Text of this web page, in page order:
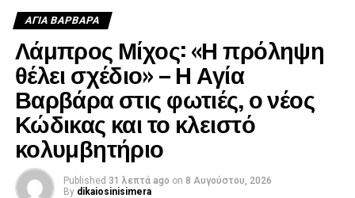
ΑΓΙΑ ΒΑΡΒΑΡΑ
Λάμπρος Μίχος: «Η πρόληψη
θέλει σχέδιο» – Η Αγία
Βαρβάρα στις φωτιές, ο νέος
Κώδικας και το κλειστό
κολυμβητήριο
Published 31 λεπτά ago on 8 Αυγούστου, 2026
By dikaiosinisimera